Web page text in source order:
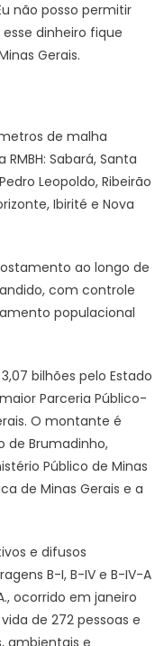
não posso permitir
dinheiro fique
Gerais.
de malha
Sabará, Santa
Leopoldo, Ribeirão
Ibirité e Nova
ao longo de
com controle
populacional
bilhões pelo Estado
Parceria Público-
O montante é
de Brumadinho,
Público de Minas
de Minas Gerais e a
e difusos
B-I, B-IV e B-IV-A
ocorrido em janeiro
de 272 pessoas e
ambientais e